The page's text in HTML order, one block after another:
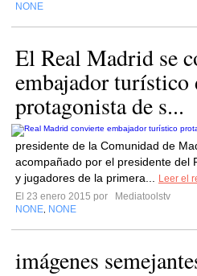
NONE
El Real Madrid se
embajador
protagonista de s...
presidente de la Comunidad de
acompañado por el presidente del
y jugadores de la primera...
Leer el
El 23 enero 2015 por
Mediatoolstv
NONE NONE
imágenes